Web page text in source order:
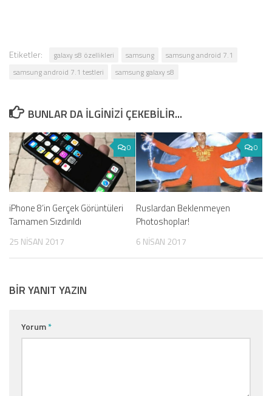
Etiketler: galaxy s8 özellikleri samsung
samsung android 7.1
samsung android 7.1 testleri
samsung galaxy s8
BUNLAR DA ILGINIZI ÇEKEBILIR...
0
iPhone 8’in Gerçek Görüntüleri
Tamamen Sızdırıldı
25 NISAN 2017
0
Ruslardan Beklenmeyen
Photoshoplar!
6 NISAN 2017
BIR YANIT YAZIN
Yorum*